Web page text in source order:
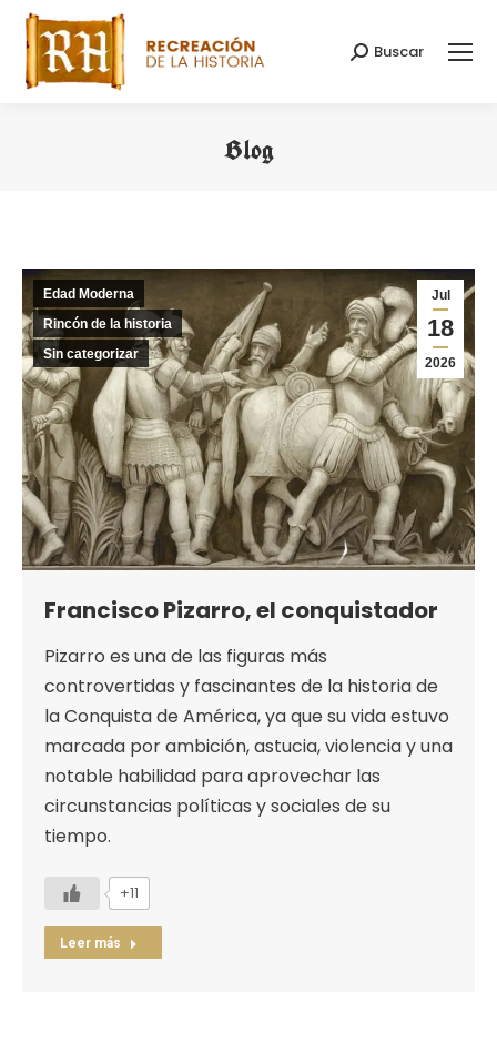
Buscar:
Buscar
Blog
Jul
18
2026
Edad Moderna
Rincón de la historia
Sin categorizar
Francisco Pizarro, el conquistador
Pizarro es una de las figuras más
controvertidas y fascinantes de la historia de
la Conquista de América, ya que su vida estuvo
marcada por ambición, astucia, violencia y una
notable habilidad para aprovechar las
circunstancias políticas y sociales de su
tiempo.
+11
Leer más